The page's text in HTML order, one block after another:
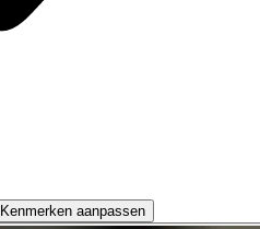
Kenmerken aanpassen